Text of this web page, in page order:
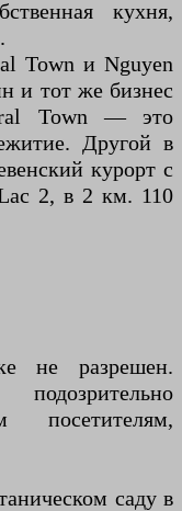
кухня,
Town и Nguyen
и тот же бизнес
Town — это
Другой в
курорт с
2, в 2 км. 110
не разрешен.
посетителям,
саду в